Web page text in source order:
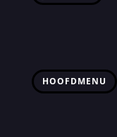
HOOFDMENU